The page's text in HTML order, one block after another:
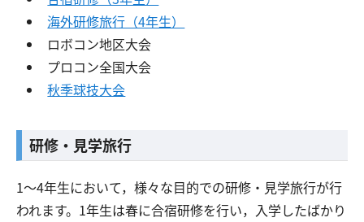
海外研修旅行（4年生）
ロボコン地区大会
プロコン全国大会
秋季球技大会
研修・見学旅行
1～4年生において，様々な目的での研修・見学旅行が行
われます。1年生は春に合宿研修を行い，入学したばかり